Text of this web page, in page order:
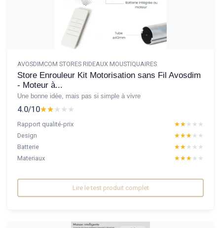
AVOSDIMCOM STORES RIDEAUX MOUSTIQUAIRES
Store Enrouleur Kit Motorisation sans Fil Avosdim
- Moteur à...
Une bonne idée, mais pas si simple à vivre
4.0/10★★★★★
★★★★★
Rapport qualité-prix ★★★★★
★★★★★
Design
★★★★★
★★★★★
Batterie
★★★★★
★★★★★
Materiaux
★★★★★
★★★★★
Lire le test produit complet